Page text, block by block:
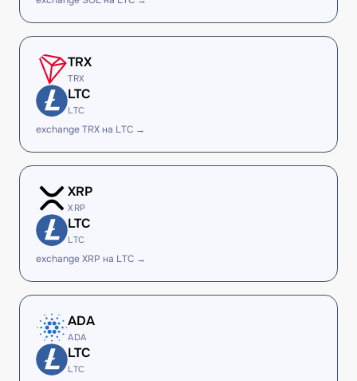
TRX
TRX
LTC
LTC
exchange TRX на LTC →
XRP
XRP
LTC
LTC
exchange XRP на LTC →
ADA
ADA
LTC
LTC